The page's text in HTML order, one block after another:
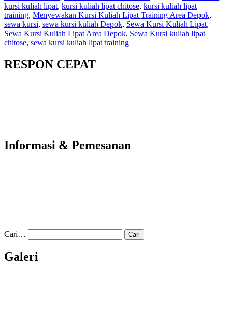
kursi kuliah lipat, kursi kuliah lipat chitose, kursi kuliah lipat
training, Menyewakan Kursi Kuliah Lipat Training Area Depok,
sewa kursi, sewa kursi kuliah Depok, Sewa Kursi Kuliah Lipat,
Sewa Kursi Kuliah Lipat Area Depok, Sewa Kursi kuliah lipat
chitose, sewa kursi kuliah lipat training
RESPON CEPAT
Informasi & Pemesanan
Cari…
Galeri